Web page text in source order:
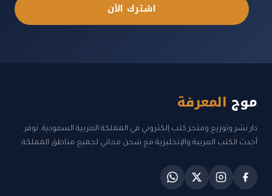
اشترك الآن
موج المعرفة
دار نشر وتوزيع ومتجر كتب إلكتروني في المملكة العربية السعودية. نوفر
أحدث الكتب العربية والإنجليزية مع شحن مجاني لجميع مناطق المملكة.